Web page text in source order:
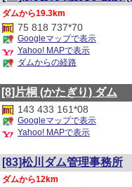
19.3km
75 818 737*70
Googleマップで表示
Yahoo! MAPで表示
ダムからの経路
[8]片桐 (かたぎり) ダム
143 433 161*08
Googleマップで表示
Yahoo! MAPで表示
[83]松川ダム管理事務所
12km